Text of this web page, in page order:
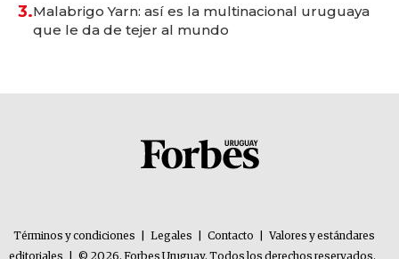
3.Malabrigo Yarn: así es la multinacional uruguaya
que le da de tejer al mundo
Términos y condiciones Legales Contacto
Valores y estándares